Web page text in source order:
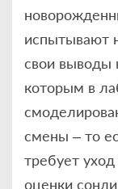
испытывают
свои выводы
которым в
смены – то
требует
оценки